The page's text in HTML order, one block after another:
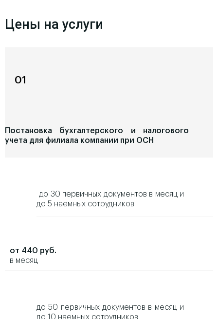
Цены на услуги
01
Постановка бухгалтерского и налогового
учета для филиала компании при ОСН
до 30 первичных документов в месяц и
до 5 наемных сотрудников
от 440 руб.
в месяц
до 50 первичных документов в месяц и
до 10 наемных сотрудников